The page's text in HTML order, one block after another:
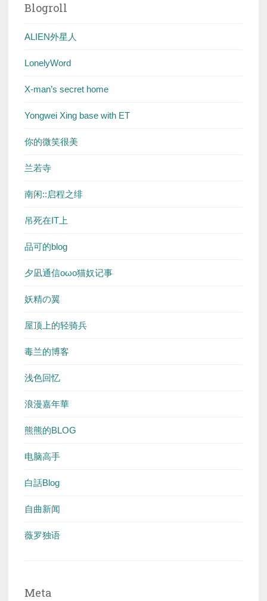
Blogroll
ALIEN外星人
LonelyWord
X-man’s secret home
Yongwei Xing base with ET
你的微笑很美
兰若寺
南闲::启程之绯
吊死在IT上
品可的blog
夕凪通信oωo猫奴记事
妖精の翼
屋顶上的轻骑兵
毒兰的博客
浅色回忆
浪漫嘉年華
熊熊的BLOG
电脑高手
白話Blog
自曲新闻
薇罗独语
Meta